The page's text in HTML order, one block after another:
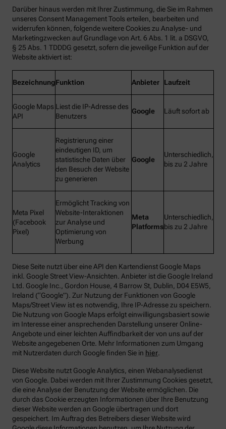
Darüber hinaus werden mit Ihrer Zustimmung, die Sie im Rahmen
unseres Consent Management Tools erteilen, bearbeiten und
widerrufen können, folgende weitere Cookies zu Analyse- und
Marketingzwecken auf Grundlage von Art. 6 Abs. 1 lit. a DSGVO,
§ 25 Abs. 1 TDDDG gesetzt, sofern die jeweilige Funktion auf der
Website aktiviert ist:
BezeichnungFunktion Anbieter Laufzeit
Google Maps
API
Liest die IP-Adresse des
Benutzers
Google Läuft sofort ab
Google
Analytics
Registrierung einer
eindeutigen ID, um
statistische Daten über
den Besuch der Website
zu generieren
Google
Unterschiedlich,
bis zu 2 Jahre
Meta Pixel
(Facebook
Pixel)
Ermöglicht Tracking von
Website-Interaktionen
zur Analyse und
Optimierung von
Werbung
Meta
Platforms
Unterschiedlich,
bis zu 2 Jahre
Diese Seite nutzt über eine API den Kartendienst Google Maps
inkl. Google Street View-Ansichten. Anbieter ist die Google Ireland
Ltd. Google Inc., Gordon House, 4 Barrow St, Dublin, D04 E5W5,
Ireland (“Google”). Zur Nutzung der Funktionen von Google
Maps/Street View ist es notwendig, Ihre IP-Adresse zu speichern.
Die Nutzung von Google Maps erfolgt einwilligungsbasiert sowie
im Interesse einer ansprechenden Darstellung unserer Online-
Angebote und einer leichten Auffindbarkeit der von uns auf der
Website angegebenen Orte. Mehr Informationen zum Umgang
mit Nutzerdaten durch Google finden Sie in hier.
Diese Website nutzt Google Analytics, einen Webanalysedienst
von Google. Dabei werden mit Ihrer Zustimmung Cookies gesetzt,
die eine Analyse der Benutzung der Website ermöglichen. Die
durch das Cookie erzeugten Informationen über Ihre Benutzung
dieser Website werden an Google übertragen und dort
gespeichert. Im Auftrag des Betreibers dieser Website wird